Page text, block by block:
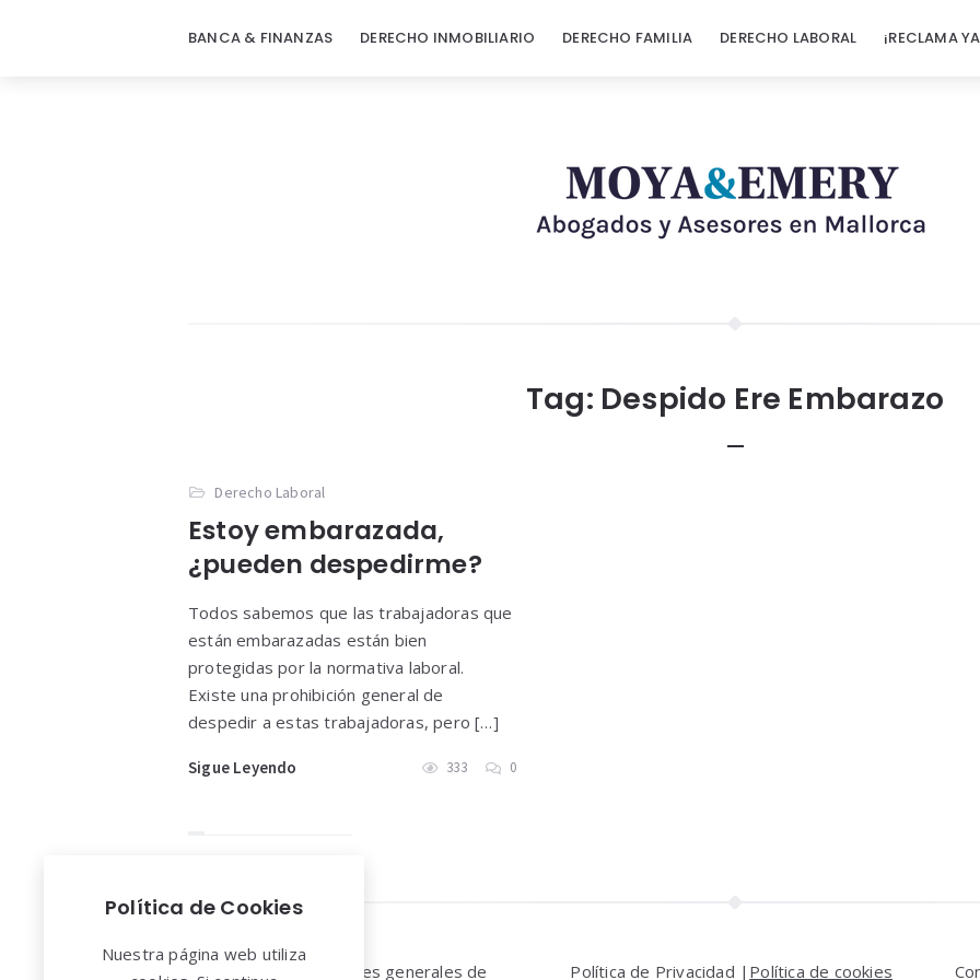
BANCA & FINANZAS DERECHO INMOBILIARIO DERECHO FAMILIA DERECHO LABORAL ¡RECLAMA
Tag: Despido Ere Embarazo
Derecho Laboral
Estoy embarazada,
¿pueden despedirme?
Todos sabemos que las trabajadoras que
están embarazadas están bien
protegidas por la normativa laboral.
Existe una prohibición general de
despedir a estas trabajadoras, pero […]
Sigue Leyendo 333 0
Widgets
Aviso legal y Condiciones generales de Política de Privacidad | Política de cookies
Política de Cookies
Nuestra página web utiliza